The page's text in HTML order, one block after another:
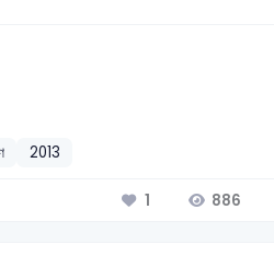
2013
1 886